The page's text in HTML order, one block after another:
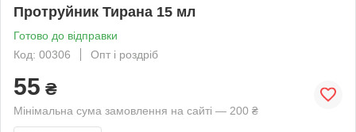
Протруйник Тирана 15 мл
Готово до відправки
Код: 00306
Опт і роздріб
55 ₴
Мінімальна сума замовлення на сайті — 200 ₴